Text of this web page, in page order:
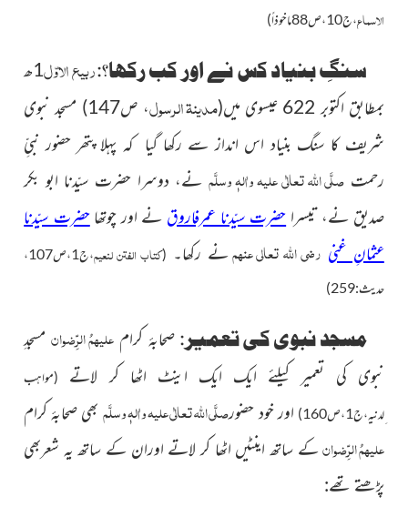
الاسماع،ج10،ص88ماخوذاً)
سنگِ بنیاد کس نے اور کب رکھا؟:ربیع الاوّل 1ھ
بمطابق اکتوبر 622 عیسوی میں
(مدینۃ الرسول، ص147)
مسجد نبوی
شریف کا سنگ بنیاد اس انداز سے رکھا گیا کہ پہلا پتھر حضور نبیِّ
رحمت صلَّی اللہ تعالٰی علیہ واٰلہٖ وسلَّم نے، دوسرا حضرت سیّدنا ابو بکر
صدیق نے، تیسرا حضرت سیّدنا عمرفاروق نے اور چوتھاحضرت سیّدنا
عثمانِ غنی رضی اللہ تعالی عنہمنے رکھا۔ (کتاب الفتن لنعیم
،ج1،ص107،
حدیث:259)
مسجد نبوی کی تعمیر: صحابۂ کرامعلیہمُ الرِّضوانمسجدِ
نبوی کی تعمیر کیلئے ایک ایک اینٹ اٹھا کر لاتے
(مواہب
ِلدنیہ،ج1،ص160) اور خود حضورصلَّی اللہ تعالٰی علیہ واٰلہٖ وسلَّم بھی صحابۂ کرام
علیہمُ الرِّضوانکے ساتھ اینٹیں اٹھا کر لاتے اوران کے ساتھ یہ شعربھی
پڑھتے تھے: